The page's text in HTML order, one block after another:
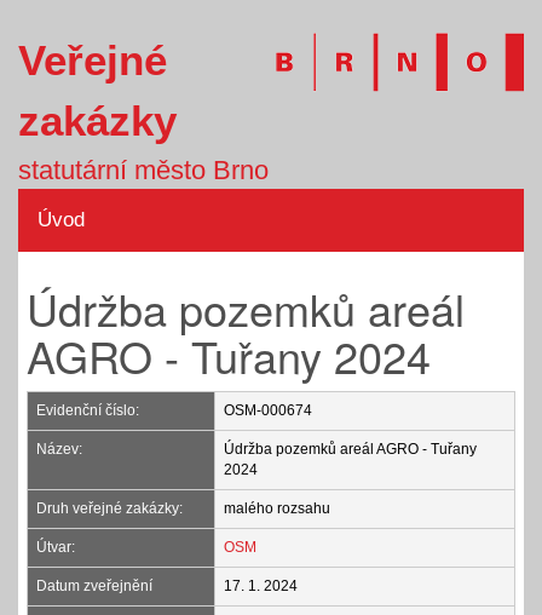
Veřejné
zakázky
statutární město Brno
Úvod
Údržba pozemků areál
AGRO - Tuřany 2024
Evidenční číslo: OSM-000674
Název:
Údržba pozemků areál AGRO - Tuřany
2024
Druh veřejné zakázky: malého rozsahu
Útvar: OSM
Datum zveřejnění 17. 1. 2024